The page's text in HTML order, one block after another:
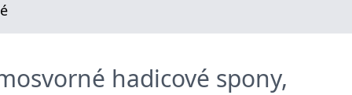
hadicové spony,